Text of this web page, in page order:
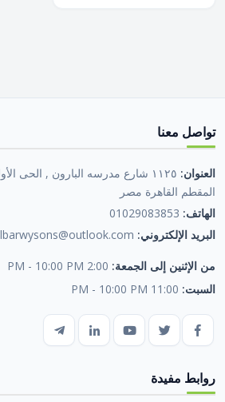
تواصل معنا
العنوان:
١١٢٥ شارع مدرسه البارون , الحى
المقطم القاهرة مصر
الهاتف: 01029083853
البريد الإلكتروني:
من الإثنين إلى الجمعة: 2:00 PM - 10:00 PM
السبت: 11:00 PM - 10:00 PM
روابط مفيدة